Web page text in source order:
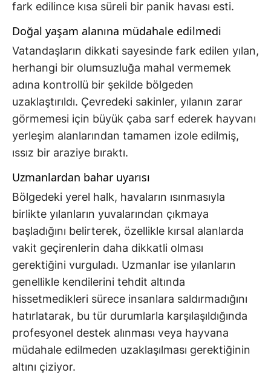
fark edilince kısa süreli bir panik havası esti.
Doğal yaşam alanına müdahale edilmedi
Vatandaşların dikkati sayesinde fark edilen yılan,
herhangi bir olumsuzluğa mahal vermemek
adına kontrollü bir şekilde bölgeden
uzaklaştırıldı. Çevredeki sakinler, yılanın zarar
görmemesi için büyük çaba sarf ederek hayvanı
yerleşim alanlarından tamamen izole edilmiş,
ıssız bir araziye bıraktı.
Uzmanlardan bahar uyarısı
Bölgedeki yerel halk, havaların ısınmasıyla
birlikte yılanların yuvalarından çıkmaya
başladığını belirterek, özellikle kırsal alanlarda
vakit geçirenlerin daha dikkatli olması
gerektiğini vurguladı. Uzmanlar ise yılanların
genellikle kendilerini tehdit altında
hissetmedikleri sürece insanlara saldırmadığını
hatırlatarak, bu tür durumlarla karşılaşıldığında
profesyonel destek alınması veya hayvana
müdahale edilmeden uzaklaşılması gerektiğinin
altını çiziyor.